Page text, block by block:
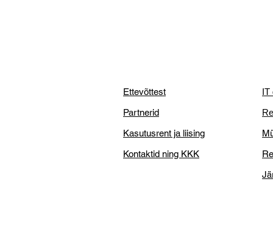
Ettevõttest
Partnerid
Kasutusrent ja liising
Kontaktid ning KKK
IT